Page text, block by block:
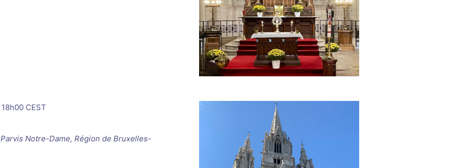
18h00 CEST
Parvis Notre-Dame, Région de Bruxelles-